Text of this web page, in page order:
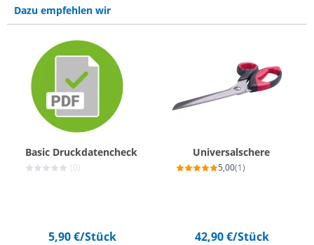
Dazu empfehlen wir
Basic Druckdatencheck
(0)
5,90 €/Stück
Universalschere
5,00(1)
42,90 €/Stück